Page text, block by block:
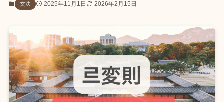
文法 2025年11月1日 2026年2月15日